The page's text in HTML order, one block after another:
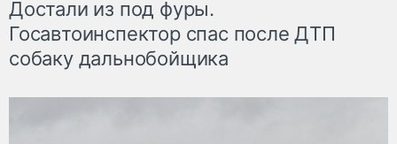
Достали из под фуры.
Госавтоинспектор спас после ДТП
собаку дальнобойщика